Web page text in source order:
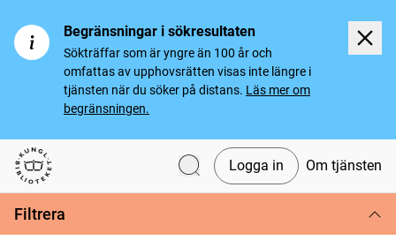
Begränsningar i sökresultaten
Sökträffar som är yngre än 100 år och
omfattas av upphovsrätten visas inte längre i
tjänsten när du söker på distans. Läs mer om
begränsningen.
Svenska tidningar
Logga in Om tjänsten
Filtrera